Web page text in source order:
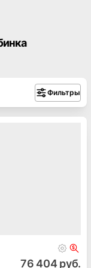
Фильтры
76 404 руб.